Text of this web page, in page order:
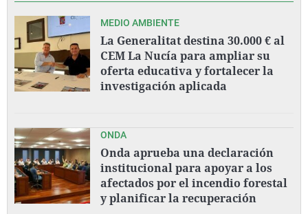
MEDIO AMBIENTE
La Generalitat destina 30.000 € al
CEM La Nucía para ampliar su
oferta educativa y fortalecer la
investigación aplicada
ONDA
Onda aprueba una declaración
institucional para apoyar a los
afectados por el incendio forestal
y planificar la recuperación